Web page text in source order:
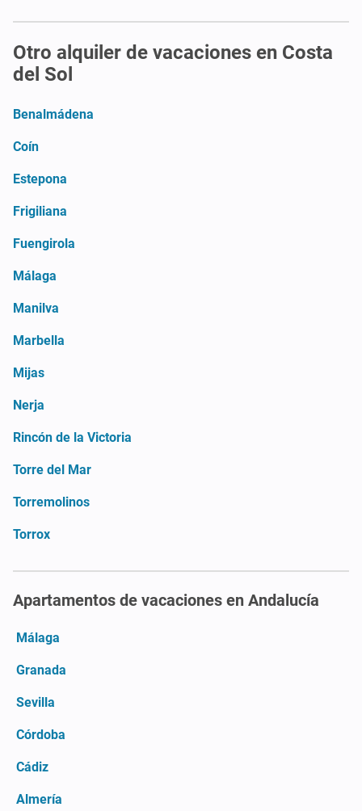
Otro alquiler de vacaciones en Costa
del Sol
Benalmádena
Coín
Estepona
Frigiliana
Fuengirola
Málaga
Manilva
Marbella
Mijas
Nerja
Rincón de la Victoria
Torre del Mar
Torremolinos
Torrox
Apartamentos de vacaciones en Andalucía
Málaga
Granada
Sevilla
Córdoba
Cádiz
Almería